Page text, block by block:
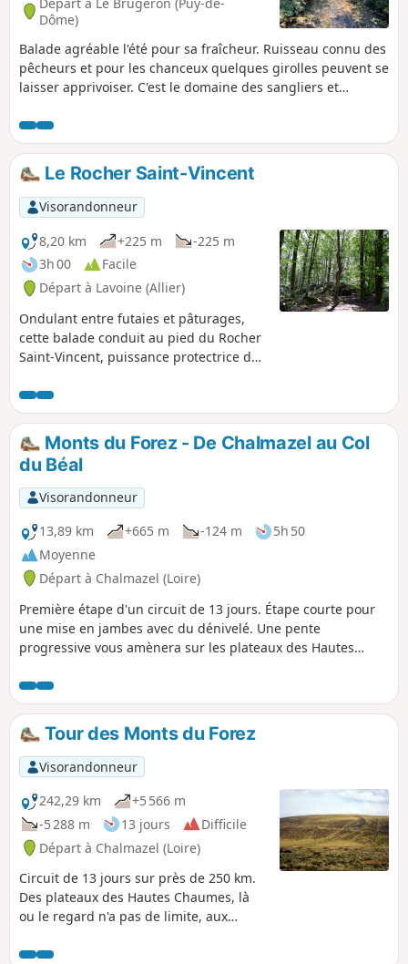
Dôme)
Balade agréable l'été pour sa fraîcheur. Ruisseau connu des
pêcheurs et pour les chanceux quelques girolles peuvent se
laisser apprivoiser. C'est le domaine des sangliers et
(très vieille maison à droite), très important au début du 20e
siècle. Victime de l'exode rural, Montolas n'est plus que
ruines !Le Rocher Saint-Vincent
Visorandonneur
8,20 km
+225 m
-225 m
3h 00
Facile
Départ à Lavoine (Allier)
Ondulant entre futaies et pâturages,
cette balade conduit au pied du Rocher
Saint-Vincent, puissance protectrice de
Monts du Forez - De Chalmazel au Col
du Béal
Visorandonneur
13,89 km
+665 m -124 m
5h 50
Moyenne
Départ à Chalmazel (Loire)
Première étape d'un circuit de 13 jours. Étape courte pour
une mise en jambes avec du dénivelé. Une pente
progressive vous amènera sur les plateaux des Hautes
Tour des Monts du Forez
Visorandonneur
242,29 km
+5 566 m
-5 288 m
13 jours
Difficile
Départ à Chalmazel (Loire)
Circuit de 13 jours sur près de 250 km.
Des plateaux des Hautes Chaumes, là
ou le regard n'a pas de limite, aux
chemin de César devenu voie de Saint-